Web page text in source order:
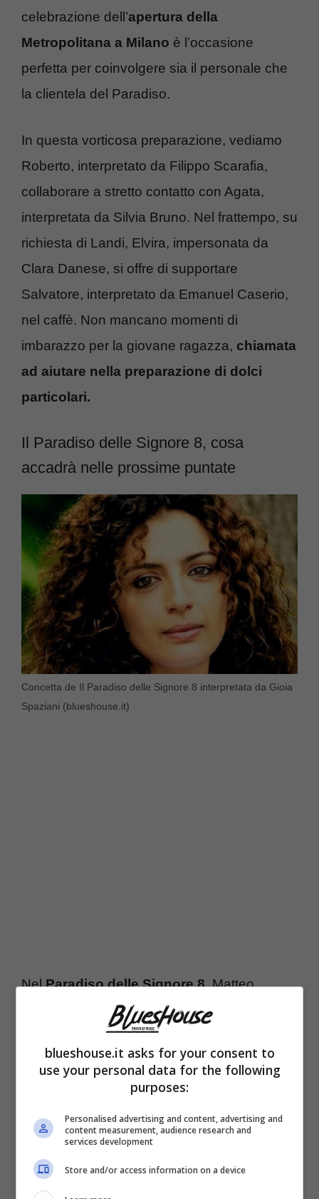
celebrazione dell’apertura della
Metropolitana a Milano è l’occasione
perfetta per coinvolgere sia il personale che
la clientela del Paradiso.
In questa vorticosa preparazione, vediamo
Roberto, interpretato da Filippo Scarafia,
collaborare a stretto contatto con Agata,
interpretata da Silvia Bruno. Nel frattempo, su
richiesta di Landi, Elvira, impersonata da
Clara Danese, si offre di supportare
Salvatore, interpretato da Emanuel Caserio,
nel caffè. Non mancano momenti di
imbarazzo per la giovane ragazza, chiamata
ad aiutare nella preparazione di dolci
particolari.
Il Paradiso delle Signore 8, cosa
accadrà nelle prossime puntate
Concetta de Il Paradiso delle Signore 8 interpretata da Gioia
Spaziani (blueshouse.it)
NelParadiso delle Signore 8, Matteo,
interpretato da Danilo D’Agostino, vive nel
timore che Mancinopossa fare visita alla
madre in ospedale, mantenendola sotto
osservazione. Intanto, Vittorio (Alessandro
Tersigni), Matilde (Chiara Baschetti), Ezio
(Massimo Poggio) e Gloria (Lara Moreau)
pianificano i prossimi passi per la cessione
dei terreni.
blueshouse.it asks for your consent to
use your personal data for the following
purposes:
Personalised advertising and content, advertising and
content measurement, audience research and
services development
Store and/or access information on a device